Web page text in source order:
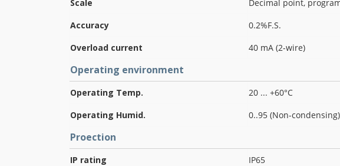
Scale
Decimal point,
Accuracy
0.2%F.S.
Overload current
40 mA (2-wire)
Operating environment
Operating Temp.
20 ... +60°C
Operating Humid.
0..95 (Non-condensing)
Proection
IP rating
IP65